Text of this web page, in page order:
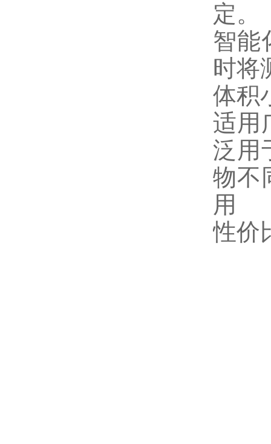
定。
智能
时将
体积
适用
泛用
物不
用
性价